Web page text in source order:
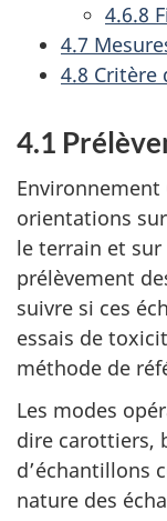
4.6.8
4.7
4.8 Critère
4.1
Environnement
orientations
le terrain et
prélèvement
suivre si ces
essais de
méthode de
Les modes
dire carottiers,
d’échantillons
nature des